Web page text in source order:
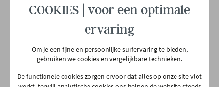
Metaal
Materiaal poten Metaal
Type poten Rechte poot
Aarschotsesteenweg 151
2500 Lier
03 480 42 26
info@gerowonen.be
Di
10:00 - 18:30
COOKIES | voor een optimale
ervaring
Om je een fijne en persoonlijke surfervaring te bieden,
gebruiken we cookies en vergelijkbare technieken.
De functionele cookies zorgen ervoor dat alles op onze site vlot